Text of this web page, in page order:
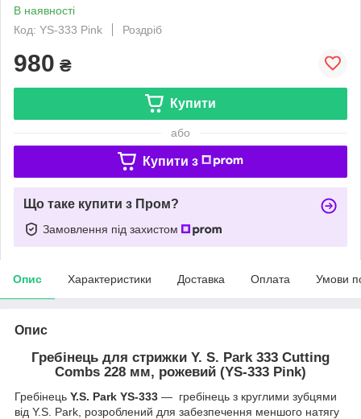
В наявності
Код: YS-333 Pink
Роздріб
980 ₴
Купити
або
Купити з
Що таке купити з Пром?
Замовлення під захистом
Опис Характеристики Доставка Оплата Умови
Опис
Гребінець для стрижки Y. S. Park 333 Cutting
Combs 228 мм, рожевий (YS-333 Pink)
Гребінець Y.S. Park YS-333 — гребінець з круглими зубцями
від Y.S. Park, розроблений для забезпечення меншого натягу